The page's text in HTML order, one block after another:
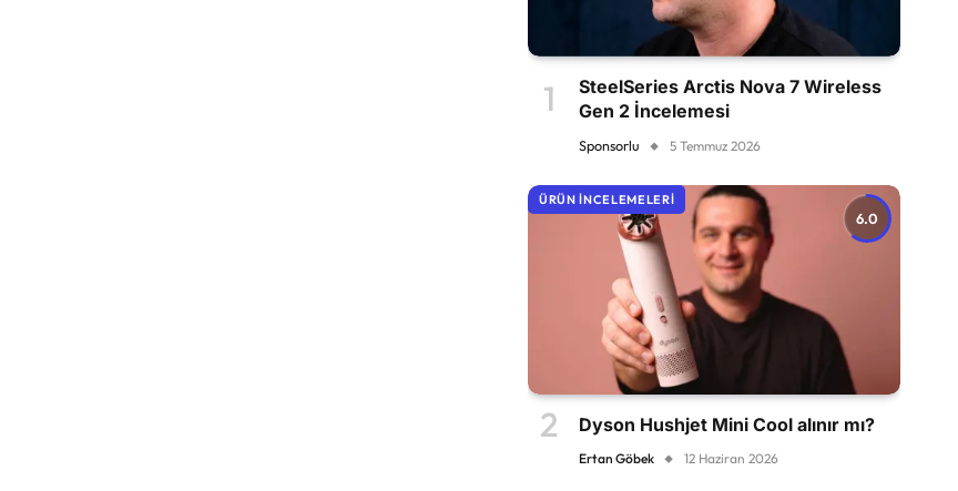
SteelSeries Arctis Nova 7 Wireless
Gen 2 İncelemesi
Sponsorlu 5 Temmuz 2026
6.0
ÜRÜN İNCELEMELERI
Dyson Hushjet Mini Cool alınır mı?
Ertan Göbek 12 Haziran 2026